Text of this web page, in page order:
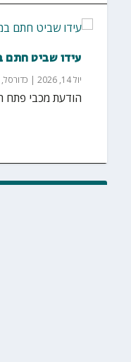
עידו שביט חתם
יול 14, 2026 | כדורסל,
הודעת מכבי פתח תקווה: עידו שביט, בן 20, רכז,